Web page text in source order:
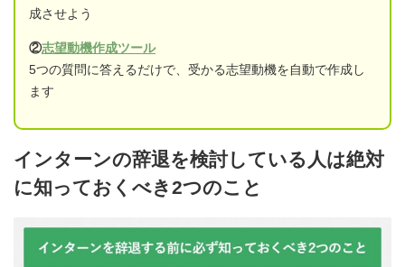
成させよう
②志望動機作成ツール
5つの質問に答えるだけで、受かる志望動機を自動で作成し
ます
インターンの辞退を検討している人は絶対
に知っておくべき2つのこと